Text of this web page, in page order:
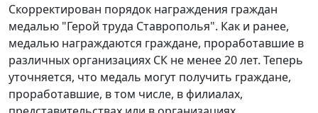
Скорректирован порядок награждения граждан
медалью "Герой труда Ставрополья". Как и ранее,
медалью награждаются граждане, проработавшие в
различных организациях СК не менее 20 лет. Теперь
уточняется, что медаль могут получить граждане,
проработавшие, в том числе, в филиалах,